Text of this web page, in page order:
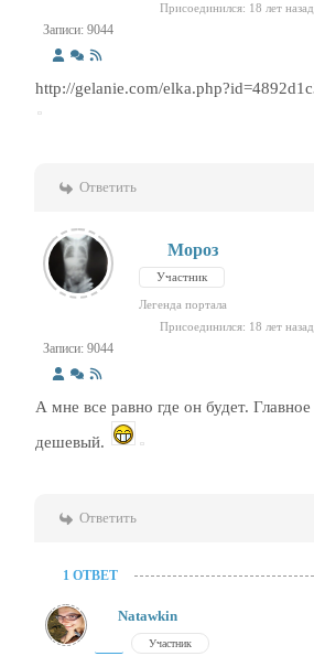
Записи: 9044
Присоединился: 18 лет назад
http://gelanie.com/
Ответить
Записи: 9044
Мороз
Участник
Легенда портала
Присоединился: 18 лет назад
А мне все равно где он будет.
дешевый.
Ответить
1 ОТВЕТ
Natawkin
Участник